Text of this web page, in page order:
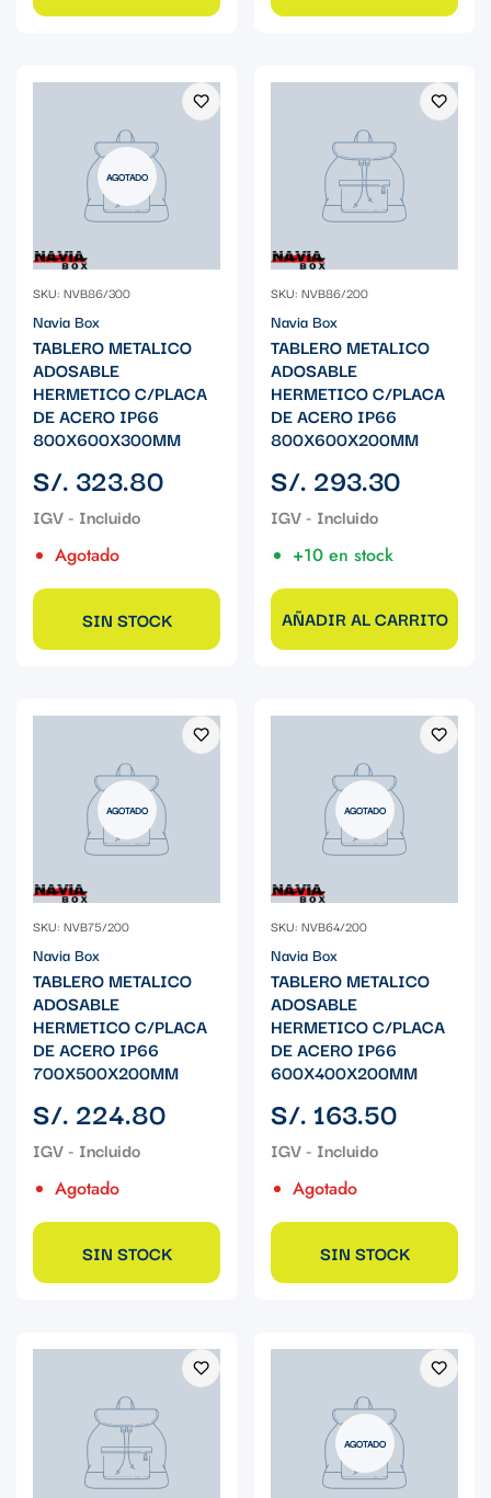
AGOTADO
SKU: NVB86/300
Navia Box
TABLERO METALICO
ADOSABLE
HERMETICO C/PLACA
DE ACERO IP66
800X600X300MM
Precio
regular
S/. 323.80
Agotado
SIN STOCK
SKU: NVB86/200
Navia Box
TABLERO METALICO
ADOSABLE
HERMETICO C/PLACA
DE ACERO IP66
800X600X200MM
Precio
regular
S/. 293.30
+10 en stock
AÑADIR AL CARRITO
AGOTADO
SKU: NVB75/200
Navia Box
TABLERO METALICO
ADOSABLE
HERMETICO C/PLACA
DE ACERO IP66
700X500X200MM
Precio
regular
S/. 224.80
Agotado
SIN STOCK
AGOTADO
SKU: NVB64/200
Navia Box
TABLERO METALICO
ADOSABLE
HERMETICO C/PLACA
DE ACERO IP66
600X400X200MM
Precio
regular
S/. 163.50
Agotado
SIN STOCK
AGOTADO